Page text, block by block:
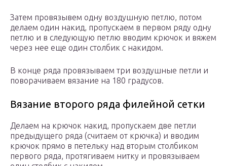
Затем провязывем одну воздушную петлю, потом
делаем один накид, пропускаем в первом ряду одну
петлю и в следующую петлю вводим крючок и вяжем
через нее еще один столбик с накидом.
В конце ряда провязываем три воздушные петли и
поворачиваем вязание на 180 градусов.
Вязание второго ряда филейной сетки
Делаем на крючок накид, пропускаем две петли
предыдущего ряда (считаем от крючка) и вводим
крючок прямо в петельку над вторым столбиком
первого ряда, протягиваем нитку и провязываем